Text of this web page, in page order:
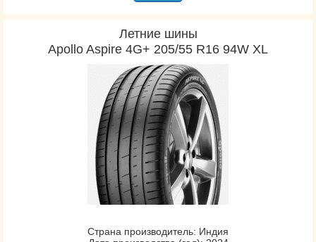
Летние шины
Apollo Aspire 4G+ 205/55 R16 94W XL
Страна производитель: Индия